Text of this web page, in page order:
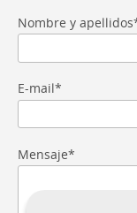
Nombre y
E-mail*
Mensaje*